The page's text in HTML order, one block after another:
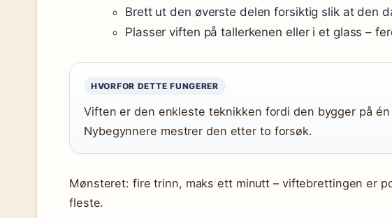
Brett ut den øverste delen forsiktig slik at den
Plasser viften på tallerkenen eller i et glass –
HVORFOR DETTE FUNGERER
Viften er den enkleste teknikken fordi den bygger på
Nybegynnere mestrer den etter to forsøk.
Mønsteret: fire trinn, maks ett minutt – viftebrettingen er
fleste.